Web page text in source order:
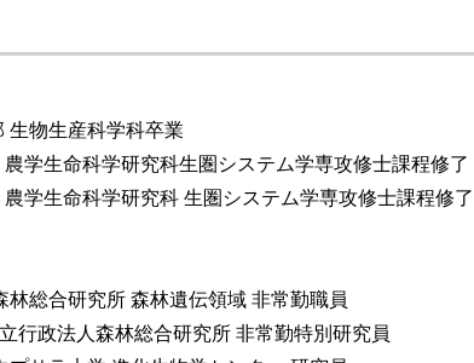
生物生産科学科卒業
学生命科学研究科生圏システム学専攻修士課程修了
学生命科学研究科 生圏システム学専攻修士課程修了
総合研究所 森林遺伝領域 非常勤職員
行政法人森林総合研究所 非常勤特別研究員